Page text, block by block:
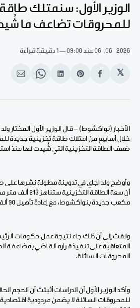
الوزير الأول: سنمتلك
للمحروقات تضاعف ما شُيد
06-06-2026عند 09:00 1 دقيقة قراءة
𝕏
انشر
الفيسبوك
Share
Pinterest
انشر
لينكد
Share
WhatsApp
انشر
الأخبار (نواكشوط) - قال الوزير الأول المختار
خلال أسابيع من امتلاك طاقة تخزينية جديدة
ضعف الطاقة التخزينية التي شُيدت لها منذ
وأوضح ولد اجاي في تدوينة مطولة نشرها
مكعب جديدة بنواكشوط، مع إعادة تأهيل 90 ألف متر مكعب في نواذيبو.
ولفت إلى أن ذلك جاء نتيجة عمل حكومات
المتعاقبة على تنفيذ قراره القاضي بمضاعفة
المحروقات السائلة.
وأكد الوزير الأول أن الدراسات أثبتت أن الحجم
للمحروقات السائلة لا يضمن مردودية